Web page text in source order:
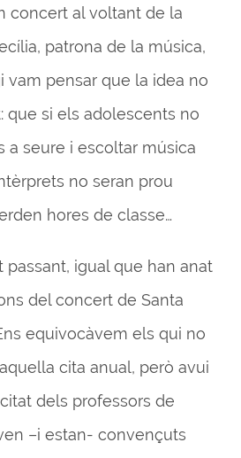
concert al voltant de la
patrona de la música,
vam pensar que la idea no
que si els adolescents no
a seure i escoltar música
no seran prou
hores de classe…
passant, igual que han anat
del concert de Santa
equivocàvem els qui no
cita anual, però avui
dels professors de
–i estan- convençuts